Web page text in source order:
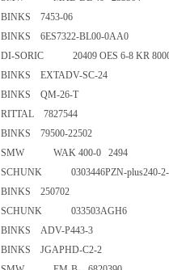
BINKS 7453-06
BINKS 6ES7322-BL00-0AA0
DI-SORIC 20409 OES 6-8 KR
BINKS EXTADV-SC-24
BINKS QM-26-T
RITTAL 7827544
BINKS 79500-22502
SMW WAK 400-0 2494
SCHUNK 0303446PZN-
BINKS 250702
SCHUNK 033503AGH6
BINKS ADV-P443-3
BINKS JGAPHD-C2-2